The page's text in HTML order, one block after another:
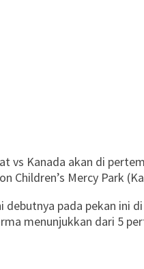
vs Kanada akan di
Children’s Mercy Park
pada pekan ini
menunjukkan dari 5